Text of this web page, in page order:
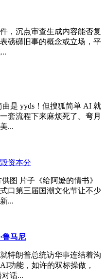
，沉点审查生成内容能否复
磅礴旧事的概念或立场，平
是 yyds！但搜狐简单 AI 就
套流程下来麻烦死了。弯月
...
资本分
图 片子《给阿嬷的情书》
口第三届国潮文化节让不少
...
鲁马尼
特朗普总统访华事连结着沟
功能，如许的双标操做，
话...